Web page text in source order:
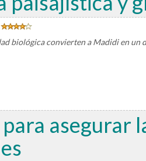
biológica convierten a Madidi en
asegurar